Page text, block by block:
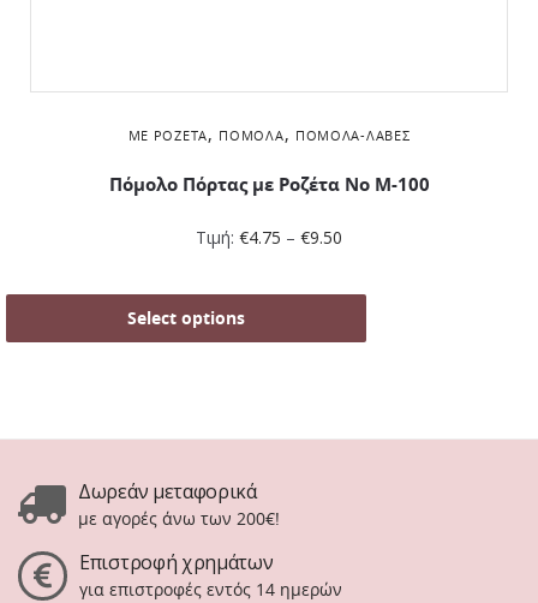
ΜΕ ΡΟΖΈΤΑ, ΠΌΜΟΛΑ, ΠΌΜΟΛΑ-ΛΑΒΈΣ
Πόμολο Πόρτας με Ροζέτα No Μ-100
Τιμή: €4.75 – €9.50
Select options
Δωρεάν μεταφορικά
με αγορές άνω των 200€!
Επιστροφή χρημάτων
για επιστροφές εντός 14 ημερών